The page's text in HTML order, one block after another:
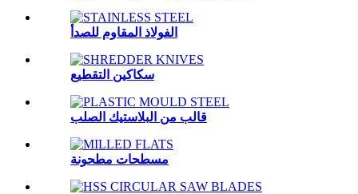
الفولاذ المقاوم للصدأ
سكاكين التقطيع
قالب من البلاستيك الصلب
مسطحات مطحونة